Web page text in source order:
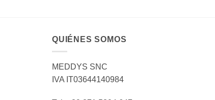
QUIÉNES SOMOS
MEDDYS SNC
IVA IT03644140984